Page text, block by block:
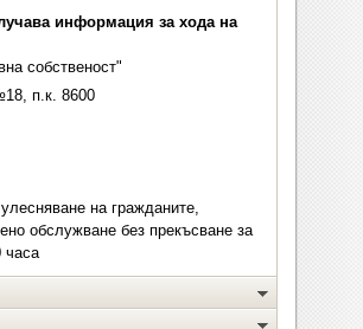
информация за хода на
собственост"
п.к. 8600
на гражданите,
обслужване без прекъсване за
часа